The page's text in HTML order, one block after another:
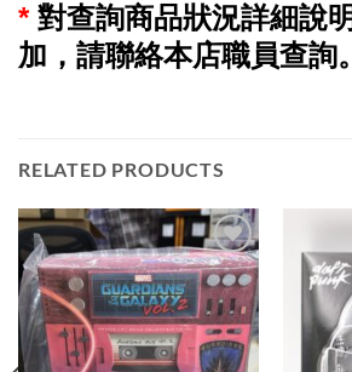
* 對查詢商品狀況詳細說
加，請聯絡本店職員查詢。
RELATED PRODUCTS